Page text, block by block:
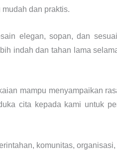
dan praktis.
elegan, sopan, dan
indah dan tahan lama
mampu menyampaikan
cita kepada kami untuk
komunitas,